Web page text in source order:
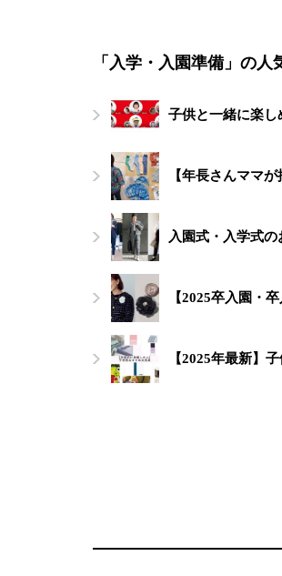
「入学・入園準備」の人
子供と一緒に楽
【年長さんママ
入園式・入学式
【2025卒入園・
【2025年最新】